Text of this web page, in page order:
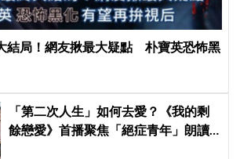
結局！網友揪最大疑點 朴寶英恐怖黑
「第二次人生」如何去愛？《我的剩
餘戀愛》首播聚焦「絕症青年」朗讀